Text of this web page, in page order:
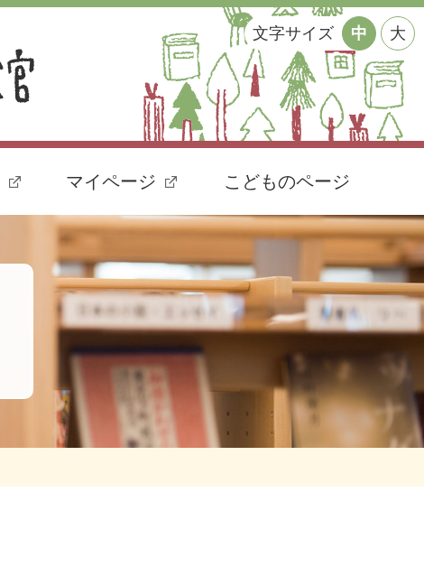
文字サイズ 中 大
マイページ こどものページ